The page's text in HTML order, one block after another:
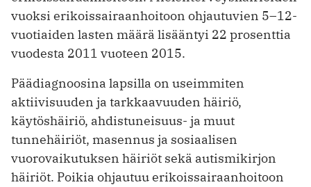
vuoksi erikoissairaanhoitoon ohjautuvien 5–12-
vuotiaiden lasten määrä lisääntyi 22 prosenttia
vuodesta 2011 vuoteen 2015.
Päädiagnoosina lapsilla on useimmiten
aktiivisuuden ja tarkkaavuuden häiriö,
käytöshäiriö, ahdistuneisuus- ja muut
tunnehäiriöt, masennus ja sosiaalisen
vuorovaikutuksen häiriöt sekä autismikirjon
häiriöt. Poikia ohjautuu erikoissairaanhoitoon